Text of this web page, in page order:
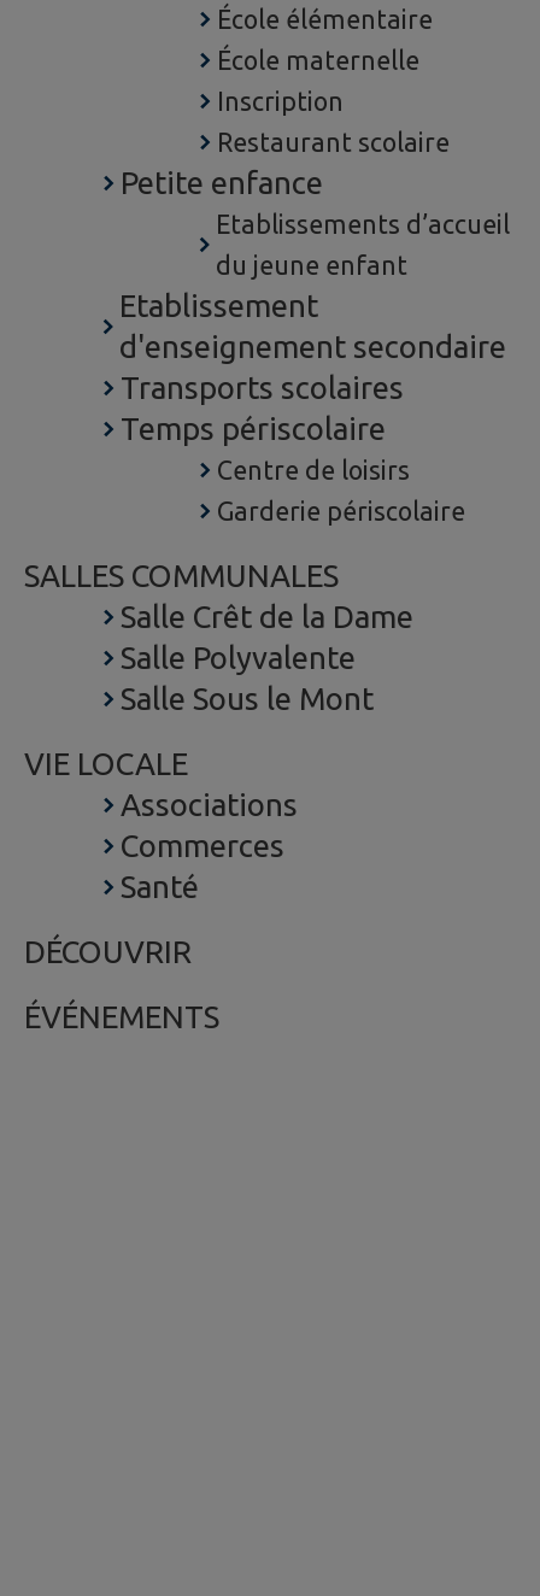
École élémentaire
École maternelle
Inscription
Restaurant scolaire
Petite enfance
Etablissements d’accueil
du jeune enfant
Etablissement
d'enseignement secondaire
Transports scolaires
Temps périscolaire
Centre de loisirs
Garderie périscolaire
SALLES COMMUNALES
Salle Crêt de la Dame
Salle Polyvalente
Salle Sous le Mont
VIE LOCALE
Associations
Commerces
Santé
DÉCOUVRIR
ÉVÉNEMENTS